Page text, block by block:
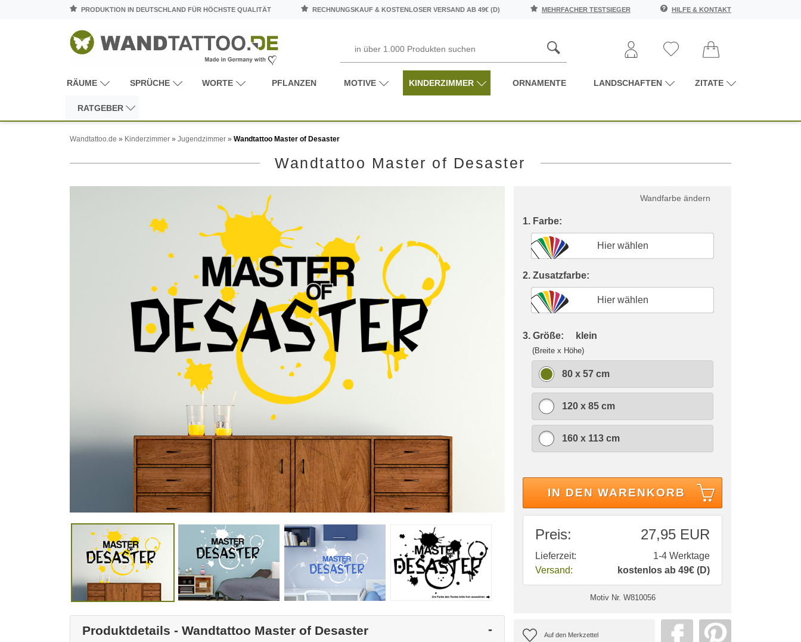
PRODUKTION IN DEUTSCHLAND FÜR HÖCHSTE QUALITÄT RECHNUNGSKAUF & KOSTENLOSER VERSAND AB 49€ (D) MEHRFACHER TESTSIEGER HILFE & KONTAKT
RÄUME SPRÜCHE WORTE PFLANZEN MOTIVE KINDERZIMMER ORNAMENTE LANDSCHAFTEN ZITATE
RATGEBER
Wandtattoo.de » Kinderzimmer » Jugendzimmer » Wandtattoo Master of Desaster
Wandtattoo Master of Desaster
Produktdetails - Wandtattoo Master of Desaster
Wandfarbe ändern
1. Farbe:
Hier wählen
2. Zusatzfarbe:
Hier wählen
3. Größe: klein
(Breite x Höhe)
80 x 57 cm
120 x 85 cm
160 x 113 cm
IN DEN WARENKORB
Preis: 27,95 EUR
Lieferzeit:
1-4 Werktage
Versand:
kostenlos ab 49€ (D)
Motiv Nr. W810056